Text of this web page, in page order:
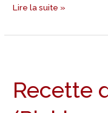
Lire la suite »
Recette
Torshi
(Pickles